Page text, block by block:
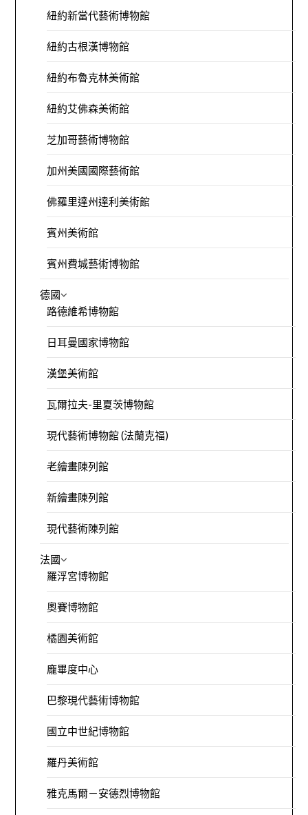
紐約新當代藝術博物館
紐約古根漢博物館
紐約布魯克林美術館
紐約艾佛森美術館
芝加哥藝術博物館
加州美國國際藝術館
佛羅里達州達利美術館
賓州美術館
賓州費城藝術博物館
德國
路德維希博物館
日耳曼國家博物館
漢堡美術館
瓦爾拉夫-里夏茨博物館
現代藝術博物館 (法蘭克福)
老繪畫陳列館
新繪畫陳列館
現代藝術陳列館
法國
羅浮宮博物館
奧賽博物館
橘園美術館
龐畢度中心
巴黎現代藝術博物館
國立中世紀博物館
羅丹美術館
雅克馬爾－安德烈博物館